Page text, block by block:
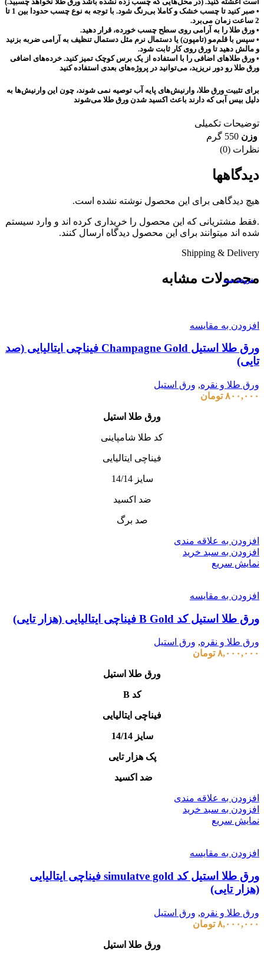
• صبر کنید تا چسب خشک و کاملا بی‌رنگ شود. با توجه به نوع چسب حدودا بین 1 تا
2 ساعت زمان می‌برد.
• ورق‌ طلا را به آرامی روی سطح چسب خورده، قرار دهید.
• سپس با قلم‌مو (تامپون) یا دستمال نرم مثل دستمال تنظیف به آرامی ضربه بزنید
و مالش دهید تا ورق روی کار ثابت شود.
• ورق طلاهای اضافی را با استفاده از یک برس کوچک تمیز کنید. خرده‌های اضافی
ورق طلا رو دور نریزید، می‌توانید در پروژه‌های بعدی استفاده کنید
برای تثبیت ورق طلا، وارنیش‌های پایه آب توصیه نمی شوند، چون این وارنیش‌ها به
دلیل بیس آبی که دارند باعث اکسید شدن ورق طلا می‌شوند
توضیحات تکمیلی
وزن 550 گرم
نظرات (0)
دیدگاهها
هیچ دیدگاهی برای این محصول نوشته نشده است.
.فقط مشتریانی که این محصول را خریداری کرده اند و وارد سیستم
شده اند میتوانند برای این محصول دیدگاه ارسال کنند.
Shipping & Delivery
محصولات مشابه
افزودن به مقایسه
ورق طلا استیل Champagne Gold فیناچی ایتالیایی (صد
تایی)
ورق طلا و نقره, ورق استیل
۸۰۰,۰۰۰ تومان
ورق طلا استیل
کد طلا شامپاینی
فیناچی ایتالیایی
سایز 14/14
ضد اکسید
صد برگ
افزودن به علاقه مندی
افزودن به سبد خرید
نمایش سریع
افزودن به مقایسه
ورق طلا استیل کد B Gold فیناچی ایتالیایی (هزار تایی)
ورق طلا و نقره, ورق استیل
۸,۰۰۰,۰۰۰ تومان
ورق طلا استیل
کد B
فیناچی ایتالیایی
سایز 14/14
پک هزار تایی
ضد اکسید
افزودن به علاقه مندی
افزودن به سبد خرید
نمایش سریع
افزودن به مقایسه
ورق طلا استیل کد simulatve gold فیناچی ایتالیایی
(هزار تایی)
ورق طلا و نقره, ورق استیل
۸,۰۰۰,۰۰۰ تومان
ورق طلا استیل
فروخته شده
فروخته شده